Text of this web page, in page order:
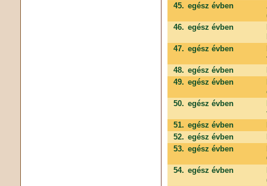
45. egész évben
46. egész évben
47. egész évben
48. egész évben
49. egész évben
50. egész évben
51. egész évben
52. egész évben
53. egész évben
54. egész évben